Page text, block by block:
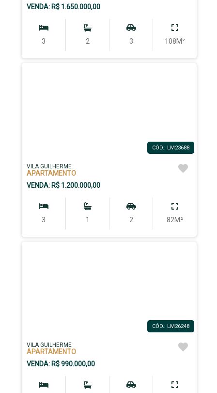
VENDA: R$ 1.650.000,00
3 2 3 108M²
CÓD.: LM23688
VILA GUILHERME
APARTAMENTO
VENDA: R$ 1.200.000,00
3 1 2 82M²
CÓD.: LM26248
VILA GUILHERME
APARTAMENTO
VENDA: R$ 990.000,00